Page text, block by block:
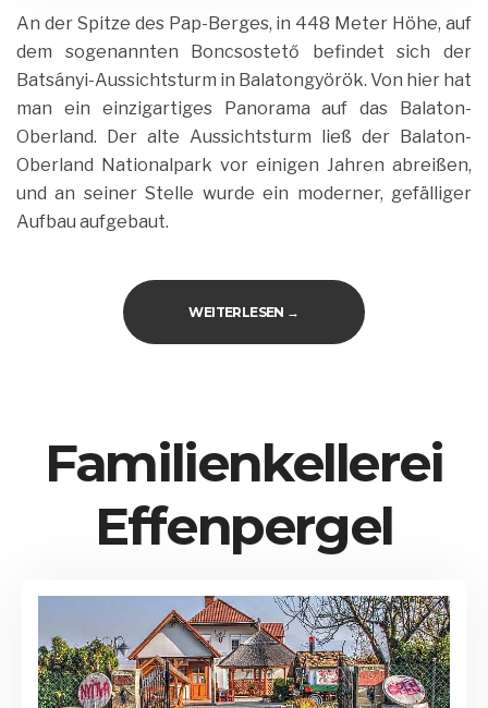
An der Spitze des Pap-Berges, in 448 Meter Höhe, auf
dem sogenannten Boncsostető befindet sich der
Batsányi-Aussichtsturm in Balatongyörök. Von hier hat
man ein einzigartiges Panorama auf das Balaton-
Oberland. Der alte Aussichtsturm ließ der Balaton-
Oberland Nationalpark vor einigen Jahren abreißen,
und an seiner Stelle wurde ein moderner, gefälliger
Aufbau aufgebaut.
WEITERLESEN „AUSSICHTSTURM IN
→
Familienkellerei
Effenpergel
August
2020
und
Umgebung
Matrix
Admin